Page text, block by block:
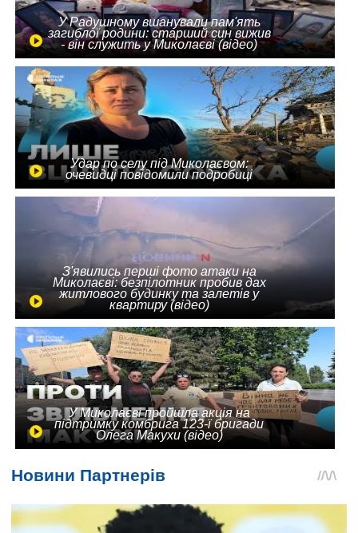
У Радушному вшанували пам'ять
загиблої родини: старший син вижив
- він служить у Миколаєві (відео)
Удар по селу під Миколаєвом:
очевидці повідомили подробиці
З'явились перші фото атаки на
Миколаєві: безпілотник пробив дах
житлового будинку та залетів у
квартиру (відео)
У Миколаєві пройшла акція на
підтримку комбрига 123-ї бригади
Олега Макухи (відео)